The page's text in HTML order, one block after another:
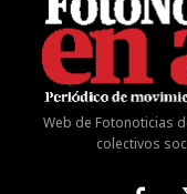
Web de Fotonoticias
colectivos